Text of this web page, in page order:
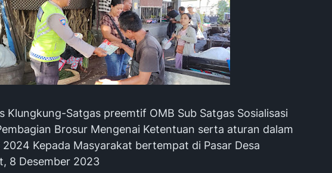
Klungkung-Satgas preemtif OMB Sub Satgas Sosialisasi
Brosur Mengenai Ketentuan serta aturan dalam
Kepada Masyarakat bertempat di Pasar Desa
8 Desember 2023